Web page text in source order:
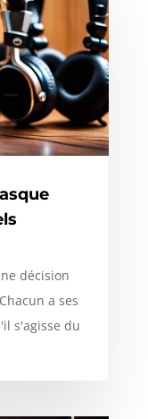
décision
a ses
s'agisse du